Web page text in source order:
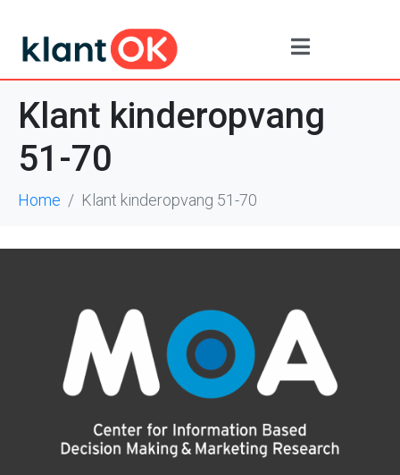
Klant kinderopvang
51-70
Home Klant kinderopvang 51-70